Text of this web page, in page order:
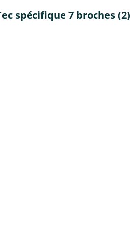
spécifique 7 broches (2)